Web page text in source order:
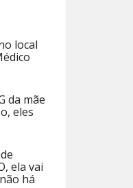
local
da mãe
eles
ela vai
há